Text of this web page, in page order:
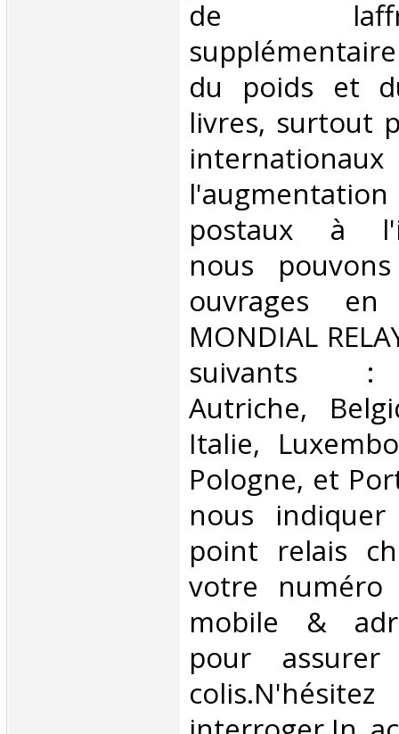
de
du poids et
livres, surtout
internationaux
postaux à
nous
ouvrages
MONDIAL
suivants :
Autriche,
Italie,
Pologne, et
nous
point relais
votre numéro
mobile &
pour